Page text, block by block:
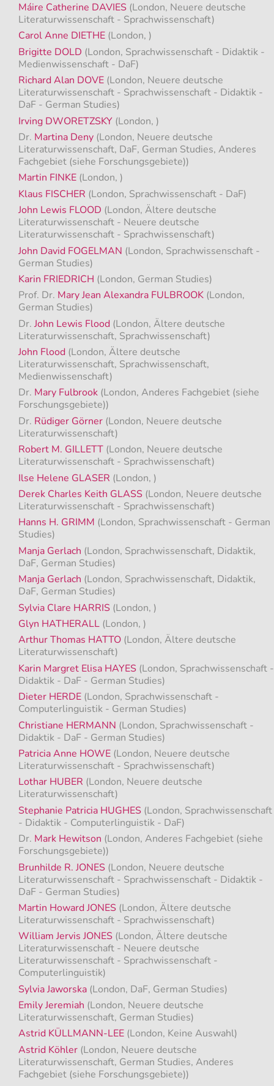
Máire Catherine DAVIES (London, Neuere deutsche
Literaturwissenschaft - Sprachwissenschaft)
Carol Anne DIETHE (London, )
Brigitte DOLD (London, Sprachwissenschaft - Didaktik -
Medienwissenschaft - DaF)
Richard Alan DOVE (London, Neuere deutsche
Literaturwissenschaft - Sprachwissenschaft - Didaktik -
DaF - German Studies)
Irving DWORETZSKY (London, )
Dr. Martina Deny (London, Neuere deutsche
Literaturwissenschaft, DaF, German Studies, Anderes
Fachgebiet (siehe Forschungsgebiete))
Martin FINKE (London, )
Klaus FISCHER (London, Sprachwissenschaft - DaF)
John Lewis FLOOD (London, Ältere deutsche
Literaturwissenschaft - Neuere deutsche
Literaturwissenschaft - Sprachwissenschaft)
John David FOGELMAN (London, Sprachwissenschaft -
German Studies)
Karin FRIEDRICH (London, German Studies)
Prof. Dr. Mary Jean Alexandra FULBROOK (London,
German Studies)
Dr. John Lewis Flood (London, Ältere deutsche
Literaturwissenschaft, Sprachwissenschaft)
John Flood (London, Ältere deutsche
Literaturwissenschaft, Sprachwissenschaft,
Medienwissenschaft)
Dr. Mary Fulbrook (London, Anderes Fachgebiet (siehe
Forschungsgebiete))
Dr. Rüdiger Görner (London, Neuere deutsche
Literaturwissenschaft)
Robert M. GILLETT (London, Neuere deutsche
Literaturwissenschaft - Sprachwissenschaft)
Ilse Helene GLASER (London, )
Derek Charles Keith GLASS (London, Neuere deutsche
Literaturwissenschaft - Sprachwissenschaft)
Hanns H. GRIMM (London, Sprachwissenschaft - German
Studies)
Manja Gerlach (London, Sprachwissenschaft, Didaktik,
DaF, German Studies)
Manja Gerlach (London, Sprachwissenschaft, Didaktik,
DaF, German Studies)
Sylvia Clare HARRIS (London, )
Glyn HATHERALL (London, )
Arthur Thomas HATTO (London, Ältere deutsche
Literaturwissenschaft)
Karin Margret Elisa HAYES (London, Sprachwissenschaft -
Didaktik - DaF - German Studies)
Dieter HERDE (London, Sprachwissenschaft -
Computerlinguistik - German Studies)
Christiane HERMANN (London, Sprachwissenschaft -
Didaktik - DaF - German Studies)
Patricia Anne HOWE (London, Neuere deutsche
Literaturwissenschaft - Sprachwissenschaft)
Lothar HUBER (London, Neuere deutsche
Literaturwissenschaft)
Stephanie Patricia HUGHES (London, Sprachwissenschaft
- Didaktik - Computerlinguistik - DaF)
Dr. Mark Hewitson (London, Anderes Fachgebiet (siehe
Forschungsgebiete))
Brunhilde R. JONES (London, Neuere deutsche
Literaturwissenschaft - Sprachwissenschaft - Didaktik -
DaF - German Studies)
Martin Howard JONES (London, Ältere deutsche
Literaturwissenschaft - Sprachwissenschaft)
William Jervis JONES (London, Ältere deutsche
Literaturwissenschaft - Neuere deutsche
Literaturwissenschaft - Sprachwissenschaft -
Computerlinguistik)
Sylvia Jaworska (London, DaF, German Studies)
Emily Jeremiah (London, Neuere deutsche
Literaturwissenschaft, German Studies)
Astrid KÜLLMANN-LEE (London, Keine Auswahl)
Astrid Köhler (London, Neuere deutsche
Literaturwissenschaft, German Studies, Anderes
Fachgebiet (siehe Forschungsgebiete))